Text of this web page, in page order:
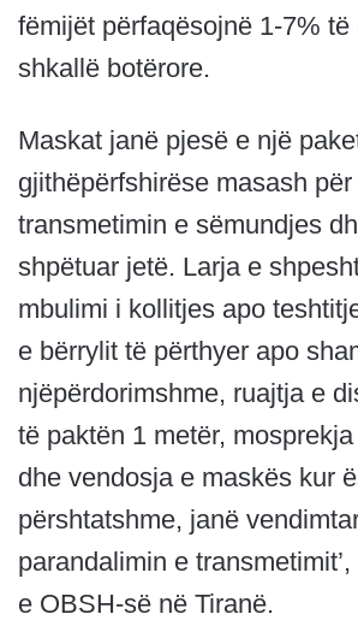
fëmijët përfaqësojnë 1-7% të
shkallë botërore.
Maskat janë pjesë e një
gjithëpërfshirëse masash
transmetimin e sëmundjes
shpëtuar jetë. Larja e
mbulimi i kollitjes apo
e bërrylit të përthyer apo
njëpërdorimshme, ruajtja e
të paktën 1 metër,
dhe vendosja e maskës kur
përshtatshme, janë
parandalimin e
e OBSH-së në Tiranë.